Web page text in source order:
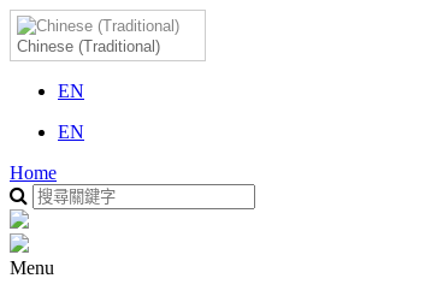
Chinese (Traditional)
EN
EN
Home
Menu